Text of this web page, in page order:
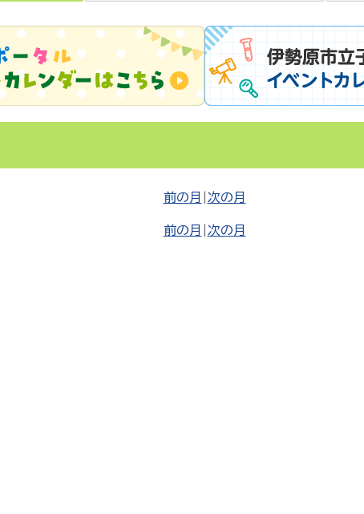
前の月 次の月
前の月 次の月